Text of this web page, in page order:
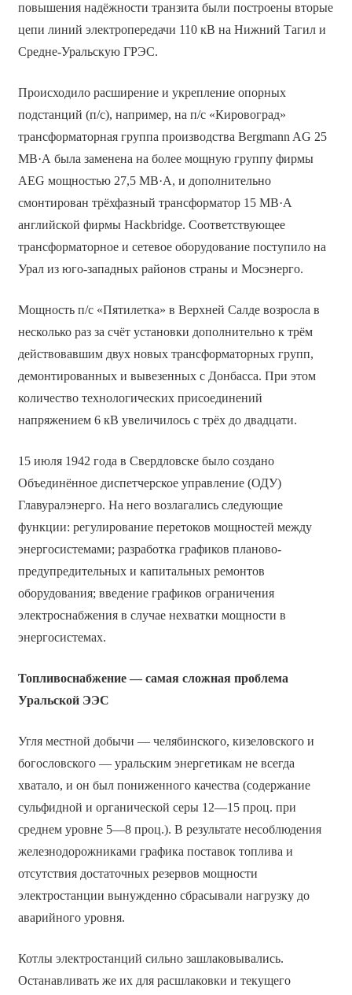
повышения надёжности транзита были построены вторые
цепи линий электропередачи 110 кВ на Нижний Тагил и
Средне-Уральскую ГРЭС.
Происходило расширение и укрепление опорных
подстанций (п/с), например, на п/с «Кировоград»
трансформаторная группа производства Bergmann AG 25
МВ·А была заменена на более мощную группу фирмы
AEG мощностью 27,5 МВ·А, и дополнительно
смонтирован трёхфазный трансформатор 15 МВ·А
английской фирмы Hackbridge. Соответствующее
трансформаторное и сетевое оборудование поступило на
Урал из юго-западных районов страны и Мосэнерго.
Мощность п/с «Пятилетка» в Верхней Салде возросла в
несколько раз за счёт установки дополнительно к трём
действовавшим двух новых трансформаторных групп,
демонтированных и вывезенных с Донбасса. При этом
количество технологических присоединений
напряжением 6 кВ увеличилось с трёх до двадцати.
15 июля 1942 года в Свердловске было создано
Объединённое диспетчерское управление (ОДУ)
Главуралэнерго. На него возлагались следующие
функции: регулирование перетоков мощностей между
энергосистемами; разработка графиков планово-
предупредительных и капитальных ремонтов
оборудования; введение графиков ограничения
электроснабжения в случае нехватки мощности в
энергосистемах.
Топливоснабжение — самая сложная проблема
Уральской ЭЭС
Угля местной добычи — челябинского, кизеловского и
богословского — уральским энергетикам не всегда
хватало, и он был пониженного качества (содержание
сульфидной и органической серы 12—15 проц. при
среднем уровне 5—8 проц.). В результате несоблюдения
железнодорожниками графика поставок топлива и
отсутствия достаточных резервов мощности
электростанции вынужденно сбрасывали нагрузку до
аварийного уровня.
Котлы электростанций сильно зашлаковывались.
Останавливать же их для расшлаковки и текущего